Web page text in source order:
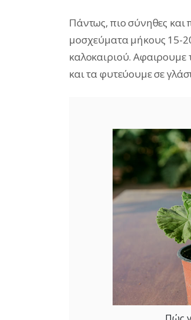
Πάντως, πιο σύνηθες και
μοσχεύματα μήκους 15-
καλοκαιριού.
και τα φυτεύουμε σε